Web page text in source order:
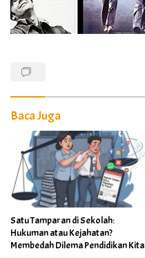
Baca Juga
Satu Tamparan di Sekolah:
Hukuman atau Kejahatan?
Membedah Dilema Pendidikan Kita